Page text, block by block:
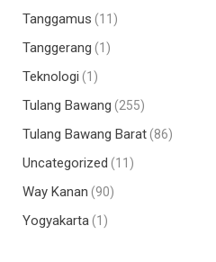
Tanggamus (11)
Tanggerang (1)
Teknologi (1)
Tulang Bawang (255)
Tulang Bawang Barat(86)
Uncategorized (11)
Way Kanan (90)
Yogyakarta(1)